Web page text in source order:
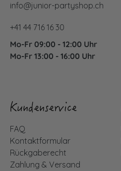
info@junior-partyshop.ch
+41 44 716 16 30
Mo-Fr 09:00 - 12:00 Uhr
Mo-Fr 13:00 - 16:00 Uhr
Kundenservice
FAQ
Kontaktformular
Rückgaberecht
Zahlung & Versand